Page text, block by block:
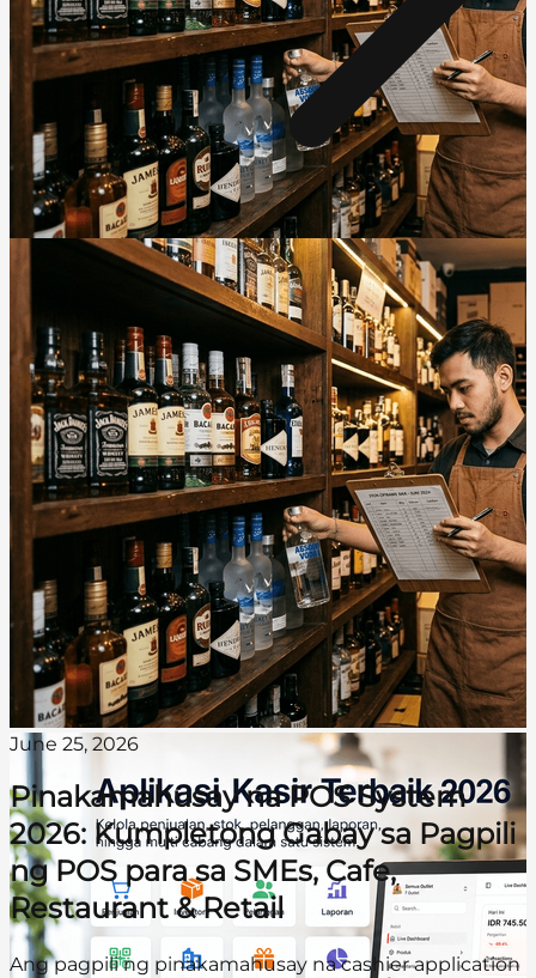
June 25, 2026
Pinakamahusay na POS System
2026: Kumpletong Gabay sa Pagpili
ng POS para sa SMEs, Cafe,
Restaurant & Retail
Ang pagpili ng pinakamahusay na cashier application